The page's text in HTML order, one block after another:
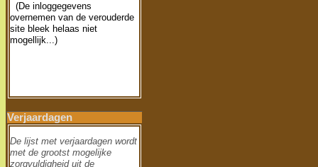
(De inloggegevens
overnemen van de verouderde
site bleek helaas niet
mogellijk...)
Verjaardagen
De lijst met verjaardagen wordt
met de grootst mogelijke
zorgvuldigheid uit de